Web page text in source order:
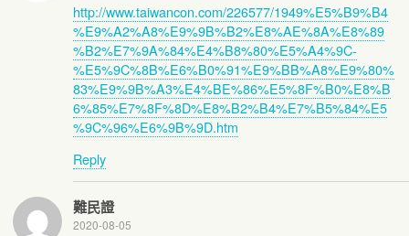
http://www.taiwancon.com/226577/1949%E5%B9%B4
%E9%A2%A8%E9%9B%B2%E8%AE%8A%E8%89
%B2%E7%9A%84%E4%B8%80%E5%A4%9C-
%E5%9C%8B%E6%B0%91%E9%BB%A8%E9%80%
83%E9%9B%A3%E4%BE%86%E5%8F%B0%E8%B
6%85%E7%8F%8D%E8%B2%B4%E7%B5%84%E5
%9C%96%E6%9B%9D.htm
Reply
難民證
2020-08-05